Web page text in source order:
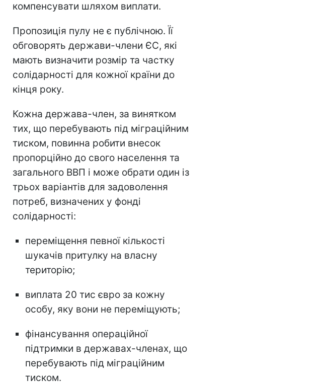
компенсувати шляхом виплати.
Пропозиція пулу не є публічною. Її
обговорять держави-члени ЄС, які
мають визначити розмір та частку
солідарності для кожної країни до
кінця року.
Кожна держава-член, за винятком
тих, що перебувають під міграційним
тиском, повинна робити внесок
пропорційно до свого населення та
загального ВВП і може обрати один із
трьох варіантів для задоволення
потреб, визначених у фонді
солідарності:
переміщення певної кількості
шукачів притулку на власну
територію;
виплата 20 тис євро за кожну
особу, яку вони не переміщують;
фінансування операційної
підтримки в державах-членах, що
перебувають під міграційним
тиском.